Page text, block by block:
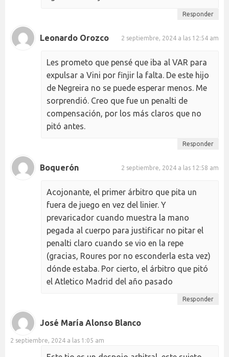
Responder
Leonardo Orozco 2 septiembre, 2024 a las 12:54 am
Les prometo que pensé que iba al VAR para
expulsar a Vini por finjir la falta. De este hijo
de Negreira no se puede esperar menos. Me
sorprendió. Creo que fue un penalti de
compensación, por los más claros que no
pitó antes.
Responder
Boquerón 2 septiembre, 2024 a las 12:58 am
Acojonante, el primer árbitro que pita un
fuera de juego en vez del linier. Y
prevaricador cuando muestra la mano
pegada al cuerpo para justificar no pitar el
penalti claro cuando se vio en la repe
(gracias, Roures por no esconderla esta vez)
dónde estaba. Por cierto, el árbitro que pitó
el Atletico Madrid del año pasado
Responder
José María Alonso Blanco
2 septiembre, 2024 a las 1:05 am